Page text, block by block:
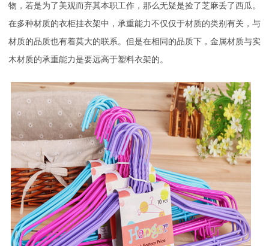
物，若是为了美观而弃其本职工作，那么无疑是捡了芝麻丢了西瓜。
在多种材质的衣柜挂衣架中，承重能力不仅仅于材质的类别有关，与
材质的品质也有着莫大的联系。但是在相同的品质下，金属材质与实
木材质的承重能力是要远高于塑料衣架的。